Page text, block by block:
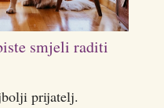
smjeli raditi
prijatelj.